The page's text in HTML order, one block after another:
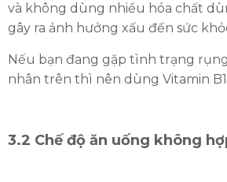
và không dùng nhiều hóa chất
gây ra ảnh hưởng xấu đến sức
Nếu bạn đang gặp tình trạng
nhân trên thì nên dùng Vitamin
3.2 Chế độ ăn uống không